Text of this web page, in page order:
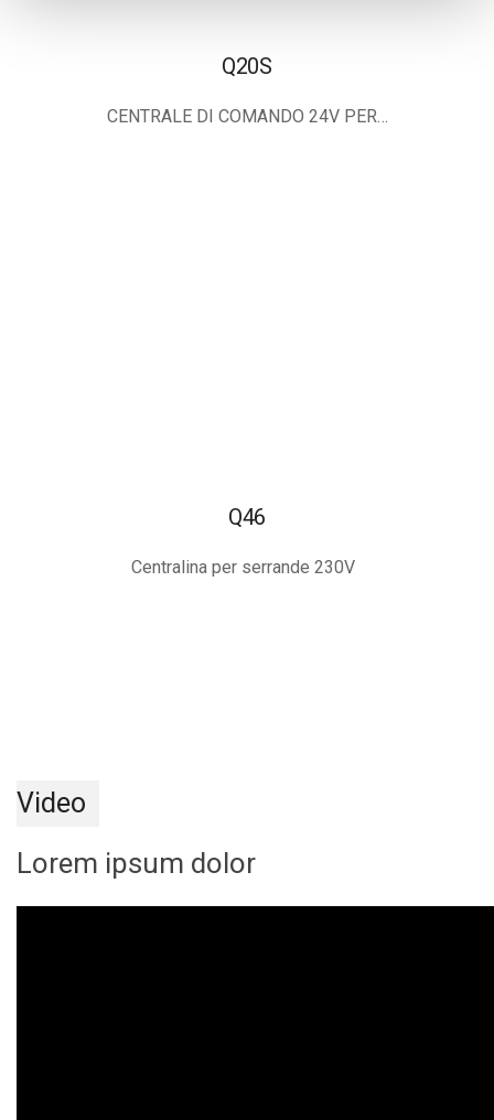
Q20S
CENTRALE DI COMANDO 24V PER…
Q46
Centralina per serrande 230V
Video
Lorem ipsum dolor